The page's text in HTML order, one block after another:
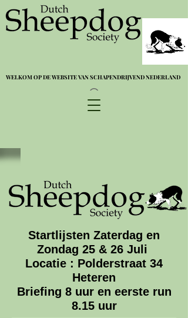
WELKOM OP DE WEBSITE VAN SCHAPENDRIJVEND NEDERLAND
WELKOM OP DE WEBSITE VAN SCHAPENDRIJVEND NEDERLAND
Startlijsten Zaterdag en
Zondag 25 & 26 Juli
Locatie : Polderstraat 34
Heteren
Briefing 8 uur en eerste run
8.15 uur